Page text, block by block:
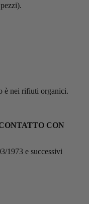
è nei rifiuti organici.
CON
1973 e successivi